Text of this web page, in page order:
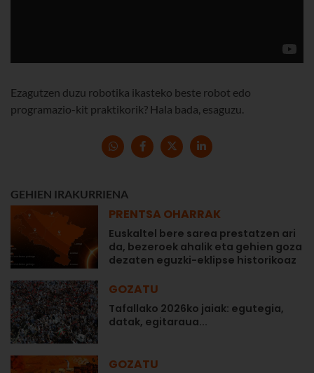
Ezagutzen duzu robotika ikasteko beste robot edo
programazio-kit praktikorik? Hala bada, esaguzu.
GEHIEN IRAKURRIENA
PRENTSA OHARRAK
Euskaltel bere sarea prestatzen ari
da, bezeroek ahalik eta gehien goza
dezaten eguzki-eklipse historikoaz
GOZATU
Tafallako 2026ko jaiak: egutegia,
datak, egitaraua...
GOZATU